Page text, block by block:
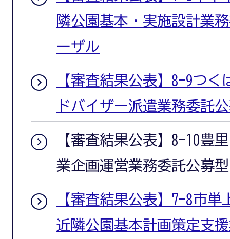
隣公園基本・実施設計業
ーザル
【審査結果公表】8-9つ
ドバイザー派遣業務委託
【審査結果公表】8-10豊
業企画運営業務委託公募
【審査結果公表】7-8市単
近隣公園基本計画策定支